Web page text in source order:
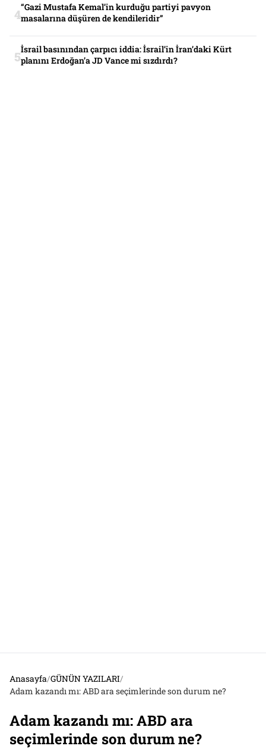
“Gazi Mustafa Kemal’in kurduğu partiyi pavyon
masalarına düşüren de kendileridir”
İsrail basınından çarpıcı iddia: İsrail’in İran’daki Kürt
planını Erdoğan’a JD Vance mi sızdırdı?
Anasayfa/GÜNÜN YAZILARI/
Adam kazandı mı: ABD ara seçimlerinde son durum ne?
Adam kazandı mı: ABD ara
seçimlerinde son durum ne?